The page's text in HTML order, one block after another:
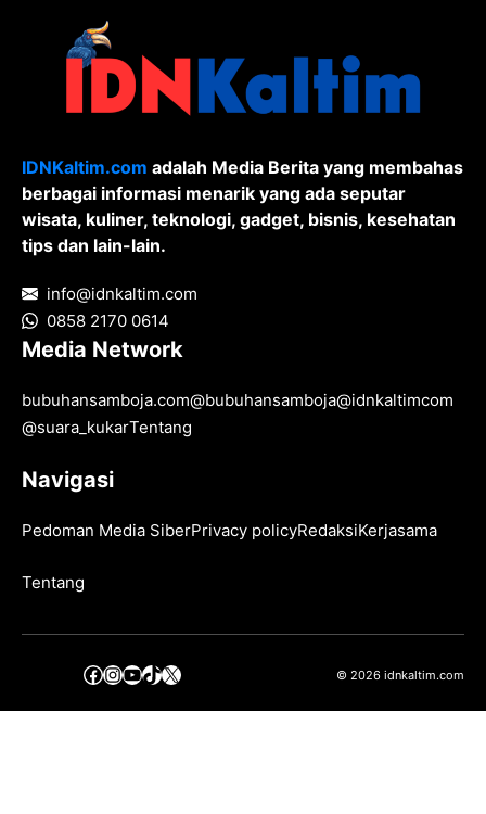
IDNKaltim.com adalah Media Berita yang membahas
berbagai informasi menarik yang ada seputar
wisata, kuliner, teknologi, gadget, bisnis, kesehatan
tips dan lain-lain.
info@idnkaltim.com
0858 2170 0614
Media Network
bubuhansamboja.com@bubuhansamboja@idnkaltimcom
@suara_kukarTentang
Navigasi
Pedoman Media SiberPrivacy policyRedaksiKerjasama
Tentang
Facebook
Instagram
YouTube
TikTok
X © 2026 idnkaltim.com